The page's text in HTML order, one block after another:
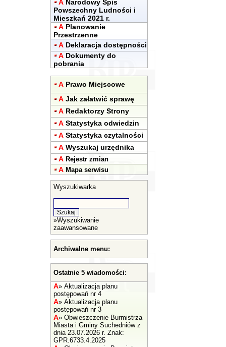
A Narodowy Spis
Powszechny Ludności i
Mieszkań 2021 r.
A Planowanie
Przestrzenne
A Deklaracja dostępności
A Dokumenty do
pobrania
A Prawo Miejscowe
A Jak załatwić sprawę
A Redaktorzy Strony
A Statystyka odwiedzin
A Statystyka czytalności
A Wyszukaj urzędnika
A Rejestr zmian
A Mapa serwisu
Wyszukiwarka
»Wyszukiwanie
zaawansowane
Archiwalne menu:
Ostatnie 5 wiadomości:
A» Aktualizacja planu
postępowań nr 4
A» Aktualizacja planu
postępowań nr 3
A» Obwieszczenie Burmistrza
Miasta i Gminy Suchedniów z
dnia 23.07.2026 r. Znak:
GPR.6733.4.2025